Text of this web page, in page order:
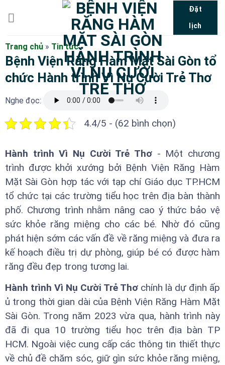
dung
Đặt
lịch
Trang chủ » Tin tức
Bệnh Viện Răng Hàm Mặt Sài Gòn tổ
chức Hành trình Vì Nụ Cười Trẻ Thơ
Nghe đọc:
4.4/5 - (62 bình chọn)
Hành trình Vì Nụ Cười Trẻ Thơ - Một chương
trình được khởi xướng bởi Bệnh Viện Răng Hàm
Mặt Sài Gòn hợp tác với tạp chí Giáo dục TP.HCM
tổ chức tại các trường tiểu học trên địa bàn thành
phố. Chương trình nhằm nâng cao ý thức bảo vệ
sức khỏe răng miệng cho các bé. Nhờ đó cũng
phát hiện sớm các vấn đề về răng miệng và đưa ra
kế hoạch điều trị dự phòng, giúp bé có được hàm
răng đều đẹp trong tương lai.
Hành trình Vì Nụ Cười Trẻ Thơ chính là dự định ấp
ủ trong thời gian dài của Bệnh Viện Răng Hàm Mặt
Sài Gòn. Trong năm 2023 vừa qua, hành trình này
đã đi qua 10 trường tiểu học trên địa bàn TP
HCM. Ngoài việc cung cấp các thông tin thiết thực
về chủ đề chăm sóc, giữ gìn sức khỏe răng miệng,